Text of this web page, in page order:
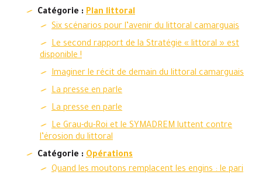
Catégorie : Plan littoral
Six scénarios pour l’avenir du littoral camarguais
Le second rapport de la Stratégie « littoral » est
disponible !
Imaginer le récit de demain du littoral camarguais
La presse en parle
La presse en parle
Le Grau-du-Roi et le SYMADREM luttent contre
l’érosion du littoral
Catégorie : Opérations
Quand les moutons remplacent les engins : le pari